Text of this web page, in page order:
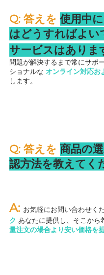
Q: 答えを 使用中
はどうすればよい
サービスはありま
問題が解決するまで常にサポ
ショナルな オンライン対応お
します。
Q: 答えを 商品の
認方法を教えてく
A: お気軽にお問い合わせく
ク あなたに提供し、そこから
量注文の場合より安い価格を